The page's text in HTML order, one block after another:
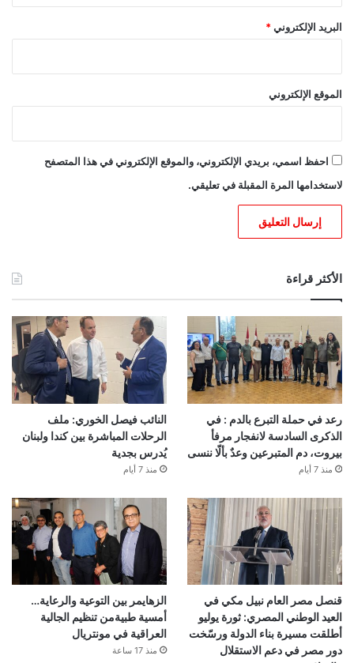
البريد الإلكتروني *
الموقع الإلكتروني
احفظ اسمي، بريدي الإلكتروني، والموقع الإلكتروني في هذا المتصفح
لاستخدامها المرة المقبلة في تعليقي.
الأكثر قراءة
رعد في حملة التبرع بالدم : في
الذكرى السادسة لانفجار مرفأ
بيروت، دم المتبرعين وعدٌ بألّا ننسى
منذ 7 أيام
النائب فيصل الخوري: ملف
الرحلات المباشرة بين كندا ولبنان
يُدرس بجدية
منذ 7 أيام
قنصل مصر العام نبيل مكي في
العيد الوطني المصري: ثورة يوليو
أطلقت مسيرة بناء الدولة ورسّخت
دور مصر في دعم الاستقلال
الزهايمر بين التوعية والرعاية…
أمسية طبيةمن تنظيم الجالية
العراقية في مونتريال
منذ 17 ساعة